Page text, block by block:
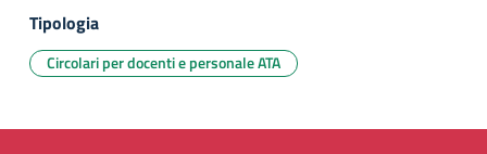
Tipologia
Circolari per docenti e personale ATA